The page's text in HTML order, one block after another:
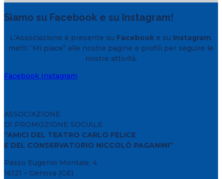
Siamo su Facebook e su Instagram!
L’Associazione è presente su Facebook e su Instagram:
metti “Mi piace” alle nostre pagine e profili per seguire le
nostre attività.
Facebook Instagram
ASSOCIAZIONE
DI PROMOZIONE SOCIALE
“AMICI DEL TEATRO CARLO FELICE
E DEL CONSERVATORIO NICCOLÒ PAGANINI”
Passo Eugenio Montale, 4
16121 – Genova (GE)